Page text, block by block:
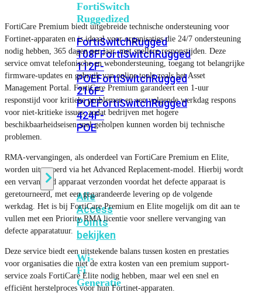
FortiSwitch
Ruggedized
FortiSwitchRugged
108FFortiSwitchRugged
112F-
POEFortiSwitchRugged
216F-
POEFortiSwitchRugged
424F-
POE
WiFi
Alle
Access
Points
bekijken
Wi-
Fi
Generatie
FortiCare Premium biedt uitgebreide technische ondersteuning voor
Fortinet-apparaten en is ideaal voor organisaties die 24/7 ondersteuning
nodig hebben, 365 dagen per jaar, met snellere responstijden. Deze
service omvat telefonische en webondersteuning, toegang tot belangrijke
firmware-updates en gebruik van online tools zoals het Asset
Management Portal. FortiCare Premium garandeert een 1-uur
responstijd voor kritieke problemen en een volgende werkdag respons
voor niet-kritieke issues, zodat bedrijven met hogere
beschikbaarheidseisen snel geholpen kunnen worden bij technische
problemen.
RMA-vervangingen, als onderdeel van FortiCare Premium en Elite,
worden uitgevoerd via het Advanced Replacement-model. Hierbij wordt
een vervangend apparaat verzonden voordat het defecte apparaat is
geretourneerd, met een gegarandeerde levering op de volgende
werkdag. Het is bij FortiCare Premium en Elite mogelijk om dit aan te
vullen met een Priority RMA licentie voor snellere vervanging van
defecte apparatatuur.
Deze service biedt een uitstekende balans tussen kosten en prestaties
voor organisaties die niet de extra kosten van een premium support-
service zoals FortiCare Elite nodig hebben, maar wel een snel en
efficiënt herstelproces voor hun Fortinet-apparaten.